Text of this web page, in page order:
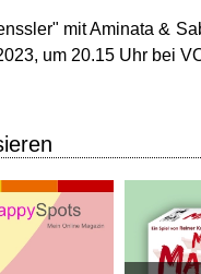
mit Aminata &
um 20.15 Uhr bei